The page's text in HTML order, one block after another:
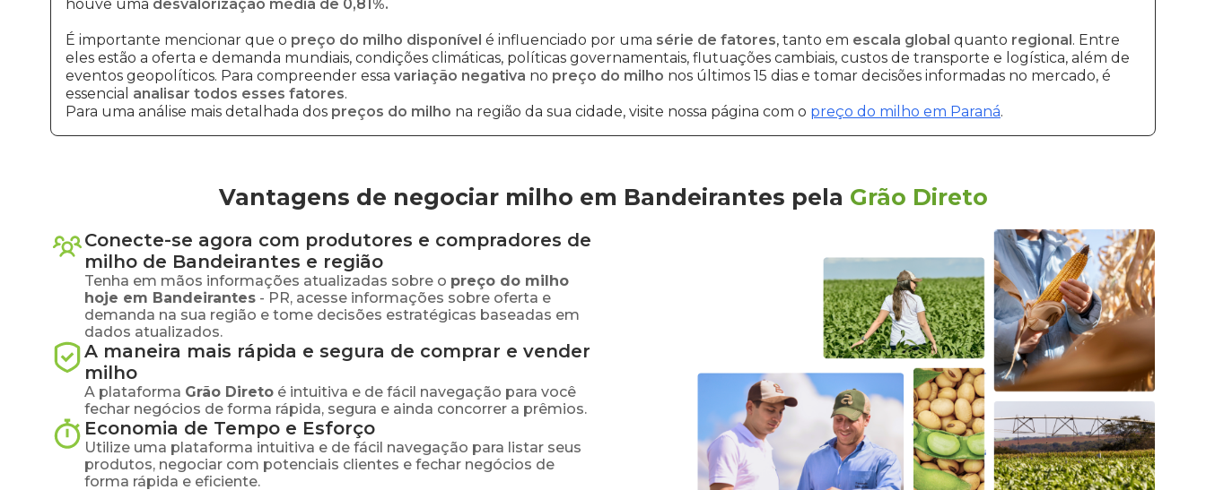
houve uma desvalorização média de 0,81%.
É importante mencionar que o preço do milho disponível é influenciado por uma série de fatores, tanto em escala global quanto regional. Entre
eles estão a oferta e demanda mundiais, condições climáticas, políticas governamentais, flutuações cambiais, custos de transporte e logística, além de
eventos geopolíticos. Para compreender essa variação negativa no preço do milho nos últimos 15 dias e tomar decisões informadas no mercado, é
essencial analisar todos esses fatores.
Para uma análise mais detalhada dos preços do milho na região da sua cidade, visite nossa página com o preço do milho em Paraná.
Vantagens de negociar milho em Bandeirantes pela Grão Direto
Conecte-se agora com produtores e compradores de
milho de Bandeirantes e região
Tenha em mãos informações atualizadas sobre o preço do milho
hoje em Bandeirantes - PR, acesse informações sobre oferta e
demanda na sua região e tome decisões estratégicas baseadas em
dados atualizados.
A maneira mais rápida e segura de comprar e vender
milho
A plataforma Grão Direto é intuitiva e de fácil navegação para você
fechar negócios de forma rápida, segura e ainda concorrer a prêmios.
Economia de Tempo e Esforço
Utilize uma plataforma intuitiva e de fácil navegação para listar seus
produtos, negociar com potenciais clientes e fechar negócios de
forma rápida e eficiente.